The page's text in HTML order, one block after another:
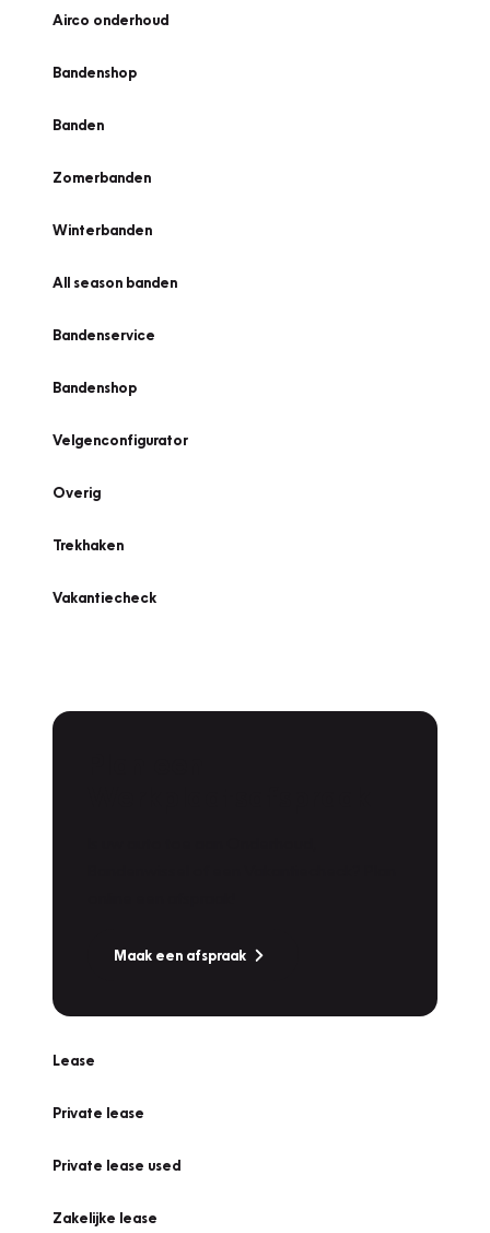
Airco onderhoud
Bandenshop
Banden
Zomerbanden
Winterbanden
All season banden
Bandenservice
Bandenshop
Velgenconfigurator
Overig
Trekhaken
Vakantiecheck
Maak een afspraak
Lease
Private lease
Private lease used
Zakelijke lease